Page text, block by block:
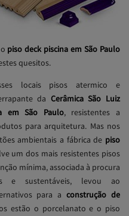
piso deck piscina em São Paulo
quesitos.
locais pisos atermico e
da Cerâmica São Luiz
em São Paulo, resistentes a
para arquitetura. Mas nos
ambientais a fábrica de piso
um dos mais resistentes pisos
mínima, associada à procura
e sustentáveis, levou ao
para aconstrução de
estão o porcelanato e o piso